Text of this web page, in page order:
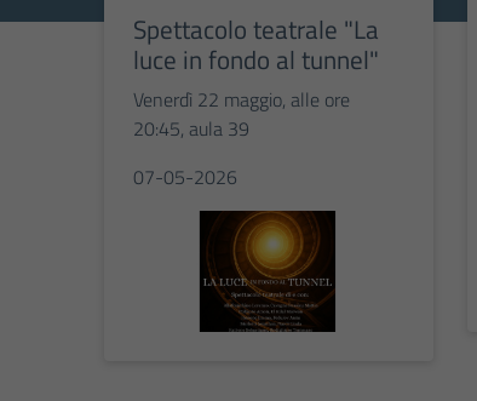
Spettacolo teatrale "La
luce in fondo al tunnel"
Venerdì 22 maggio, alle ore
20:45, aula 39
07-05-2026